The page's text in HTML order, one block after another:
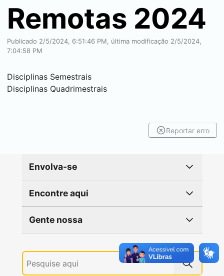
Remotas 2024
Publicado 2/5/2024, 6:51:46 PM, última modificação 2/5/2024,
7:04:58 PM
Disciplinas Semestrais
Disciplinas Quadrimestrais
Reportar erro
Envolva-se
Encontre aqui
Gente nossa